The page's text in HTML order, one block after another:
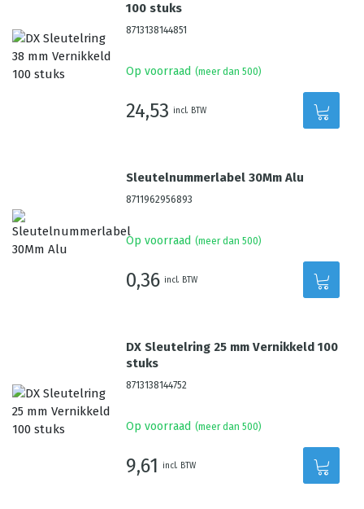
100 stuks
8713138144851
Op voorraad (meer dan 500)
24,53 incl. BTW
Sleutelnummerlabel 30Mm Alu
8711962956893
Op voorraad (meer dan 500)
0,36 incl. BTW
DX Sleutelring 25 mm Vernikkeld 100
stuks
8713138144752
Op voorraad (meer dan 500)
9,61 incl. BTW